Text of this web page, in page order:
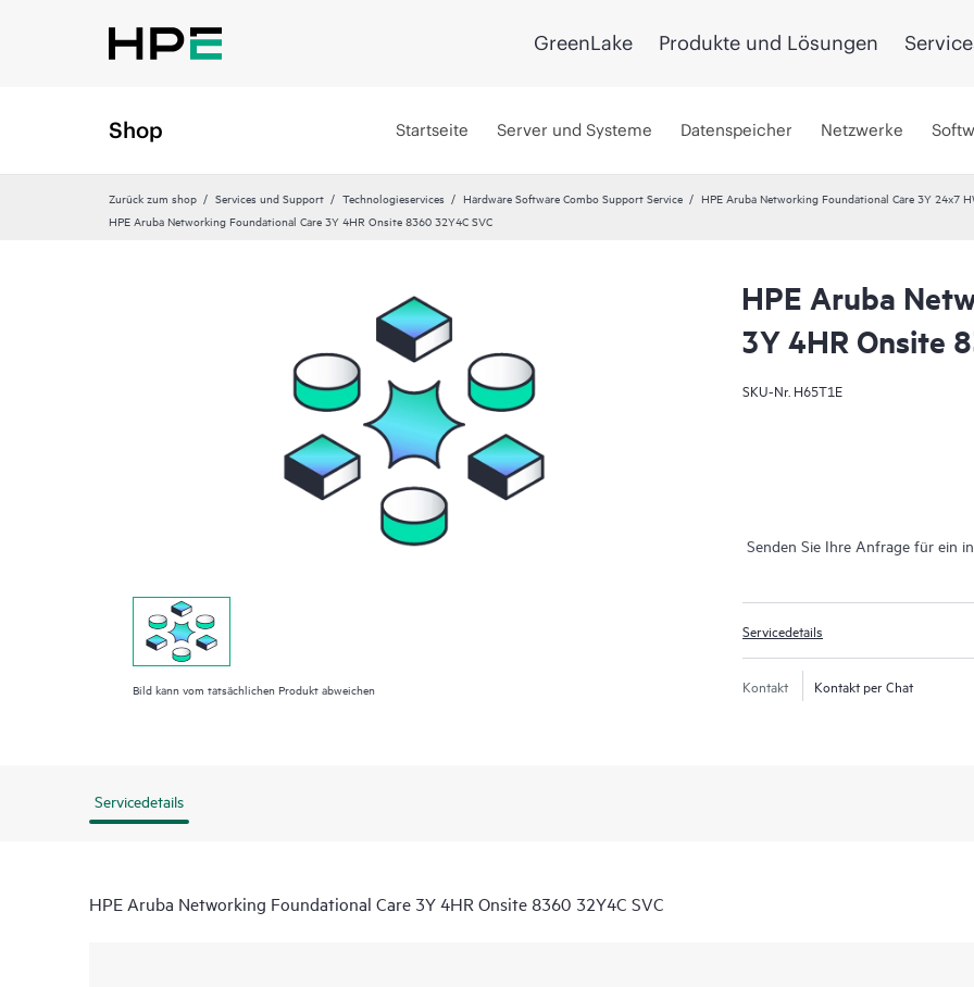
GreenLake Produkte und Lösungen
Shop Startseite Server und Systeme Datenspeicher Netzwerke
Zurück zum shop Services und Support Technologieservices Hardware Software Combo Support Service
HPE Aruba Networking Foundational Care 3Y 24x7
HPE Aruba Networking Foundational Care 3Y 4HR Onsite 8360 32Y4C SVC
Bild kann vom tatsächlichen Produkt abweichen
HPE Aruba
3Y 4HR Onsite
SKU-Nr. H65T1E
Senden Sie Ihre Anfrage für ein
Servicedetails
Kontakt Kontakt per Chat
Servicedetails
HPE Aruba Networking Foundational Care 3Y 4HR Onsite 8360 32Y4C SVC